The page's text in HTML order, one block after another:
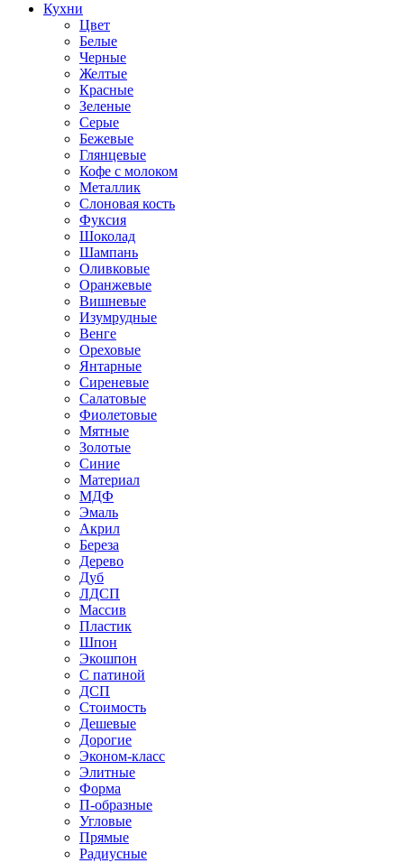
Кухни
Цвет
Белые
Черные
Желтые
Красные
Зеленые
Серые
Бежевые
Глянцевые
Кофе с молоком
Металлик
Слоновая кость
Фуксия
Шоколад
Шампань
Оливковые
Оранжевые
Вишневые
Изумрудные
Венге
Ореховые
Янтарные
Сиреневые
Салатовые
Фиолетовые
Мятные
Золотые
Синие
Материал
МДФ
Эмаль
Акрил
Береза
Дерево
Дуб
ЛДСП
Массив
Пластик
Шпон
Экошпон
С патиной
ДСП
Стоимость
Дешевые
Дорогие
Эконом-класс
Элитные
Форма
П-образные
Угловые
Прямые
Радиусные